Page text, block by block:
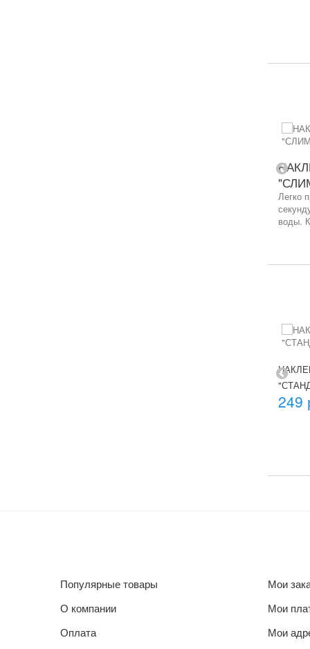
Легко
воды.
249
Популярные товары
О компании
Оплата
Мои
Мои
Мои